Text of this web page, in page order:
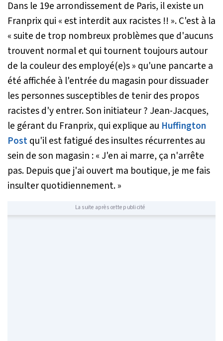
Dans le 19e arrondissement de Paris, il existe un
Franprix qui « est interdit aux racistes !! ». C'est à la
«suite de trop nombreux problèmes que d'aucuns
trouvent normal et qui tournent toujours autour
de la couleur des employé(e)s» qu'une pancarte a
été affichée à l'entrée du magasin pour dissuader
les personnes susceptibles de tenir des propos
racistes d'y entrer. Son initiateur ? Jean-Jacques,
le gérant du Franprix, qui explique au Huffington
Postqu'il est fatigué des insultes récurrentes au
sein de son magasin : « J'en ai marre, ça n'arrête
pas. Depuis que j'ai ouvert ma boutique, je me fais
insulter quotidiennement.»
La suite après cette publicité